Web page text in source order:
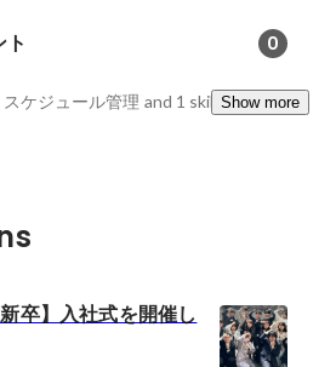
0
ケジュール管理 and 1 skillsShow more
卒】入社式を開催し